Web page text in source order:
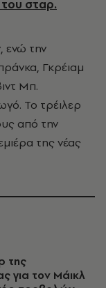
σταρ.
ενώ την
Γκρέιαμ
Μπ.
Το τρέιλερ
από την
της νέας
της
για τον Μάικλ